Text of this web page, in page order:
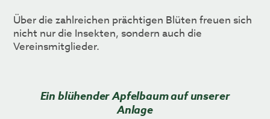
Über die zahlreichen prächtigen Blüten freuen sich
nicht nur die Insekten, sondern auch die
Vereinsmitglieder.
Ein blühender Apfelbaum auf unserer
Anlage